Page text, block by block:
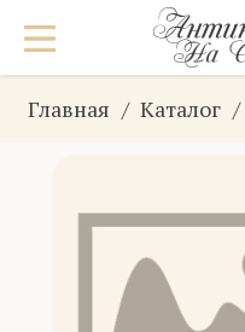
Главная Каталог